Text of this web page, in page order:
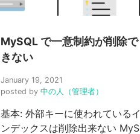
MySQL で一意制約が削除で
きない
January 19, 2021
posted by 中の人（管理者）
基本: 外部キーに使われているイ
ンデックスは削除出来ない MyS